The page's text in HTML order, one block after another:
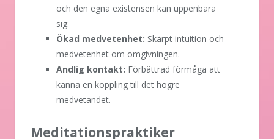
och den egna existensen kan uppenbara
sig.
Ökad medvetenhet: Skärpt intuition och
medvetenhet om omgivningen.
Andlig kontakt: Förbättrad förmåga att
känna en koppling till det högre
medvetandet.
Meditationspraktiker